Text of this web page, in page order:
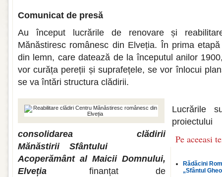
Comunicat de presă
Au început lucrările de renovare și
Mănăstiresc românesc din Elveția. În prima
din lemn, care datează de la începutul anilor
vor curăța pereții și suprafețele, se vor înlocui
se va întări structura clădirii.
Pe aceeasi
Rădăcini
„Sfântul
Lucrările
consolidarea clădirii
Mănăstirii
Sfântului
Acoperământ al Maicii Domnului,
Elveția
finanțat de